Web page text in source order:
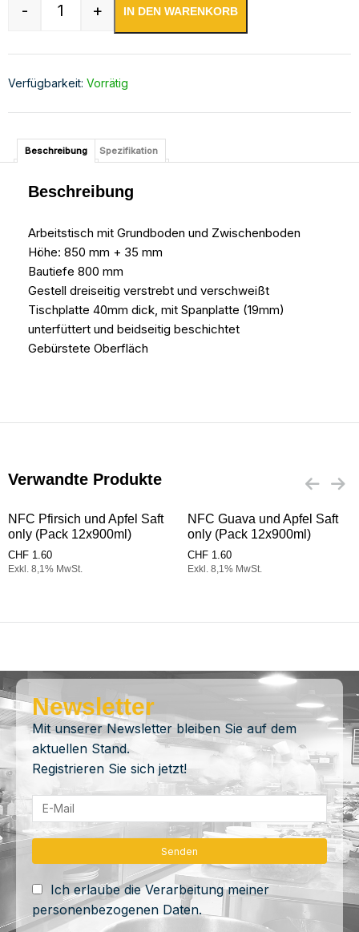
Edelstahl Arbeitstisch verschweißt | Bautiefe
- + IN DEN WARENKORB
Verfügbarkeit: Vorrätig
Beschreibung Spezifikation
Beschreibung
Arbeitstisch mit Grundboden und Zwischenboden
Höhe: 850 mm + 35 mm
Bautiefe 800 mm
Gestell dreiseitig verstrebt und verschweißt
Tischplatte 40mm dick, mit Spanplatte (19mm)
unterfüttert und beidseitig beschichtet
Gebürstete Oberfläch
Verwandte Produkte
NFC Pfirsich und Apfel Saft
only (Pack 12x900ml)
CHF 1.60
Exkl. 8,1% MwSt.
NFC Guava und Apfel Saft
only (Pack 12x900ml)
CHF 1.60
Exkl. 8,1% MwSt.
Newsletter
Mit unserer Newsletter bleiben Sie auf dem
aktuellen Stand.
Registrieren Sie sich jetzt!
Ich erlaube die Verarbeitung meiner
personenbezogenen Daten.